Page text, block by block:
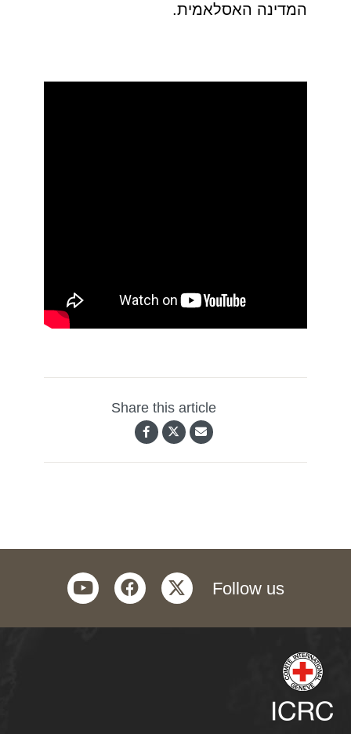
המדינה האסלאמית.
Share this article
Follow us
twitter
facebook
youtube